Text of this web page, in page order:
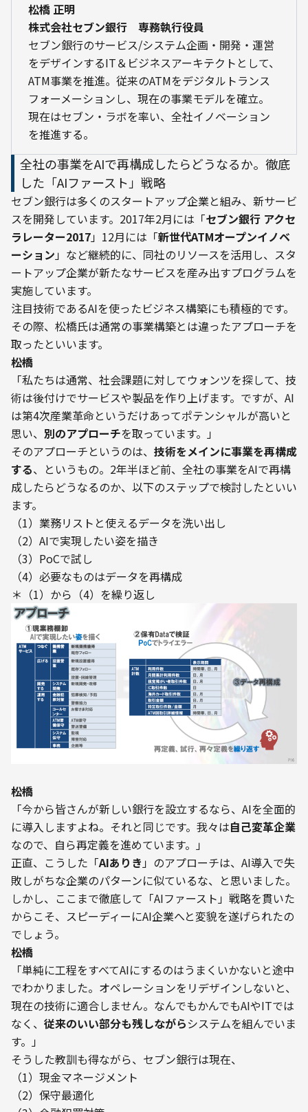
松橋 正明
株式会社セブン銀行　専務執行役員
セブン銀行のサービス/システム企画・開発・運営
をデザインするIT＆ビジネスアーキテクトとして、
ATM事業を推進。従来のATMをデジタルトランス
フォーメーションし、現在の事業モデルを確立。
現在はセブン・ラボを率い、全社イノベーション
を推進する。
全社の事業をAIで再構成したらどうなるか。徹底
した「AIファースト」戦略
セブン銀行は多くのスタートアップ企業と組み、新サービ
スを開発しています。2017年2月には「セブン銀行 アクセ
ラレーター2017」12月には「新世代ATMオープンイノベ
ーション」など継続的に、同社のリソースを活用し、スタ
ートアップ企業が新たなサービスを産み出すプログラムを
実施しています。
注目技術であるAIを使ったビジネス構築にも積極的です。
その際、松橋氏は通常の事業構築とは違ったアプローチを
取ったといいます。
――松橋
「私たちは通常、社会課題に対してウォンツを探して、技
術は後付けでサービスや製品を作り上げます。ですが、AI
は第4次産業革命というだけあってポテンシャルが高いと
思い、 別のアプローチを取っています。」
そのアプローチというのは、 技術をメインに事業を再構成
する、というもの。2年半ほど前、全社の事業をAIで再構
成したらどうなるのか、以下のステップで検討したといい
ます。
（1）業務リストと使えるデータを洗い出し
（2）AIで実現したい姿を描き
（3）PoCで試し
（4）必要なものはデータを再構成
――松橋
「今から皆さんが新しい銀行を設立するなら、AIを全面的
に導入しますよね。それと同じです。我々は自己変革企業
なので、自ら再定義を進めています。」
正直、こうした「AIありき」のアプローチは、AI導入で失
敗しがちな企業のパターンに似ているな、と思いました。
しかし、ここまで徹底して「AIファースト」戦略を貫いた
からこそ、スピーディーにAI企業へと変貌を遂げられたの
でしょう。
――松橋
「単純に工程をすべてAIにするのはうまくいかないと途中
でわかりました。オペレーションをリデザインしないと、
現在の技術に適合しません。なんでもかんでもAIやITでは
なく、 従来のいい部分も残しながらシステムを組んでいま
す。」
そうした教訓も得ながら、セブン銀行は現在、
（1）現金マネージメント
（2）保守最適化